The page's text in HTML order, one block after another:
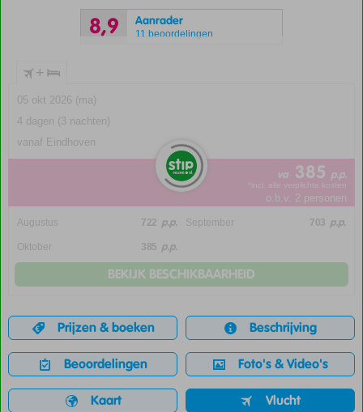
8,9 Aanrader
11 beoordelingen
+
05 okt 2026 (ma)
4 dagen (3 nachten)
vanaf Eindhoven
va 385 p.p.
*incl. alle verplichte kosten
o.b.v. 2 personen
Augustus 722 p.p. September 703 p.p.
Oktober 385 p.p.
BEKIJK BESCHIKBAARHEID
Prijzen & boeken Beschrijving
Beoordelingen Foto's & Video's
Kaart Vlucht